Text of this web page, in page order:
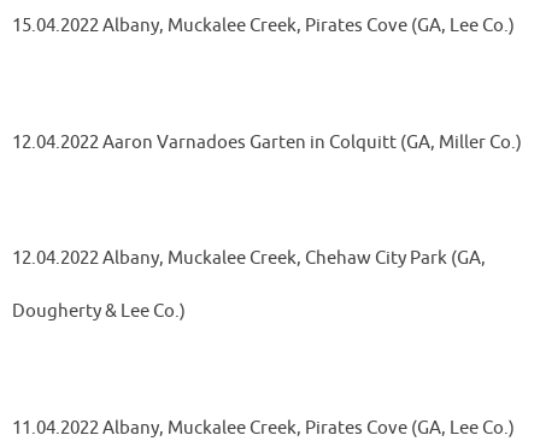
15.04.2022 Albany, Muckalee Creek, Pirates Cove (GA, Lee Co.)
12.04.2022 Aaron Varnadoes Garten in Colquitt (GA, Miller Co.)
12.04.2022 Albany, Muckalee Creek, Chehaw City Park (GA,
Dougherty & Lee Co.)
11.04.2022 Albany, Muckalee Creek, Pirates Cove (GA, Lee Co.)